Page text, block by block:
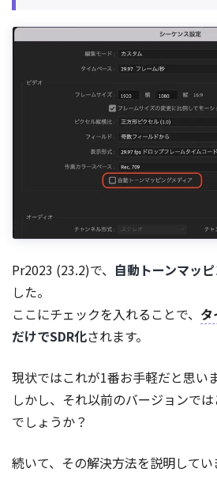
Pr2023 (23.2)で、 自動トーンマッ
した。
ここにチェックを入れることで、 タ
だけでSDR化されます。
現状ではこれが1番お手軽だと思いま
しかし、それ以前のバージョンで
でしょうか？
続いて、その解決方法を説明してい